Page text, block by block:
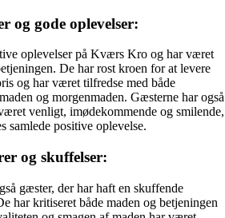
og gode oplevelser:
oplevelser på Kværs Kro og har været
De har rost kroen for at levere
og har været tilfredse med både
og morgenmaden. Gæsterne har også
venligt, imødekommende og smilende,
samlede positive oplevelse.
og skuffelser:
gæster, der har haft en skuffende
har kritiseret både maden og betjeningen